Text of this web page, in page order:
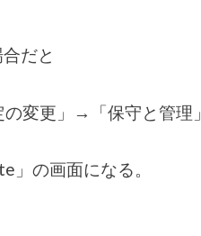
だと
変更」→「保守と管理」
」の画面になる。